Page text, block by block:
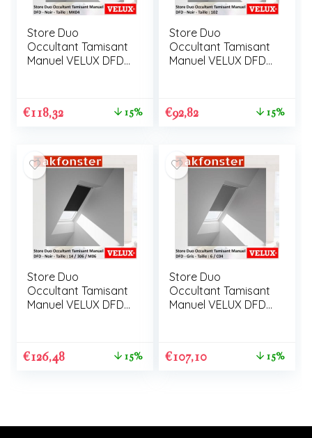
Store Duo
Occultant Tamisant
Manuel VELUX DFD
€118,32 15%
Store Duo
Occultant Tamisant
Manuel VELUX DFD
€92,82 15%
Store Duo
Occultant Tamisant
Manuel VELUX DFD
€126,48 15%
Store Duo
Occultant Tamisant
Manuel VELUX DFD
€107,10 15%